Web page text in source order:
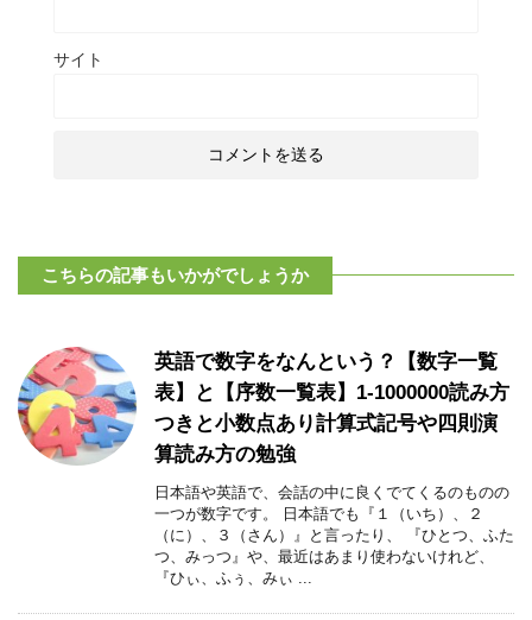
サイト
こちらの記事もいかがでしょうか
英語で数字をなんという？【数字一覧
表】と【序数一覧表】1-1000000読み方
つきと小数点あり計算式記号や四則演
算読み方の勉強
日本語や英語で、会話の中に良くでてくるのものの
一つが数字です。 日本語でも『１（いち）、２
（に）、３（さん）』と言ったり、 『ひとつ、ふた
つ、みっつ』や、最近はあまり使わないけれど、
『ひぃ、ふぅ、みぃ ...